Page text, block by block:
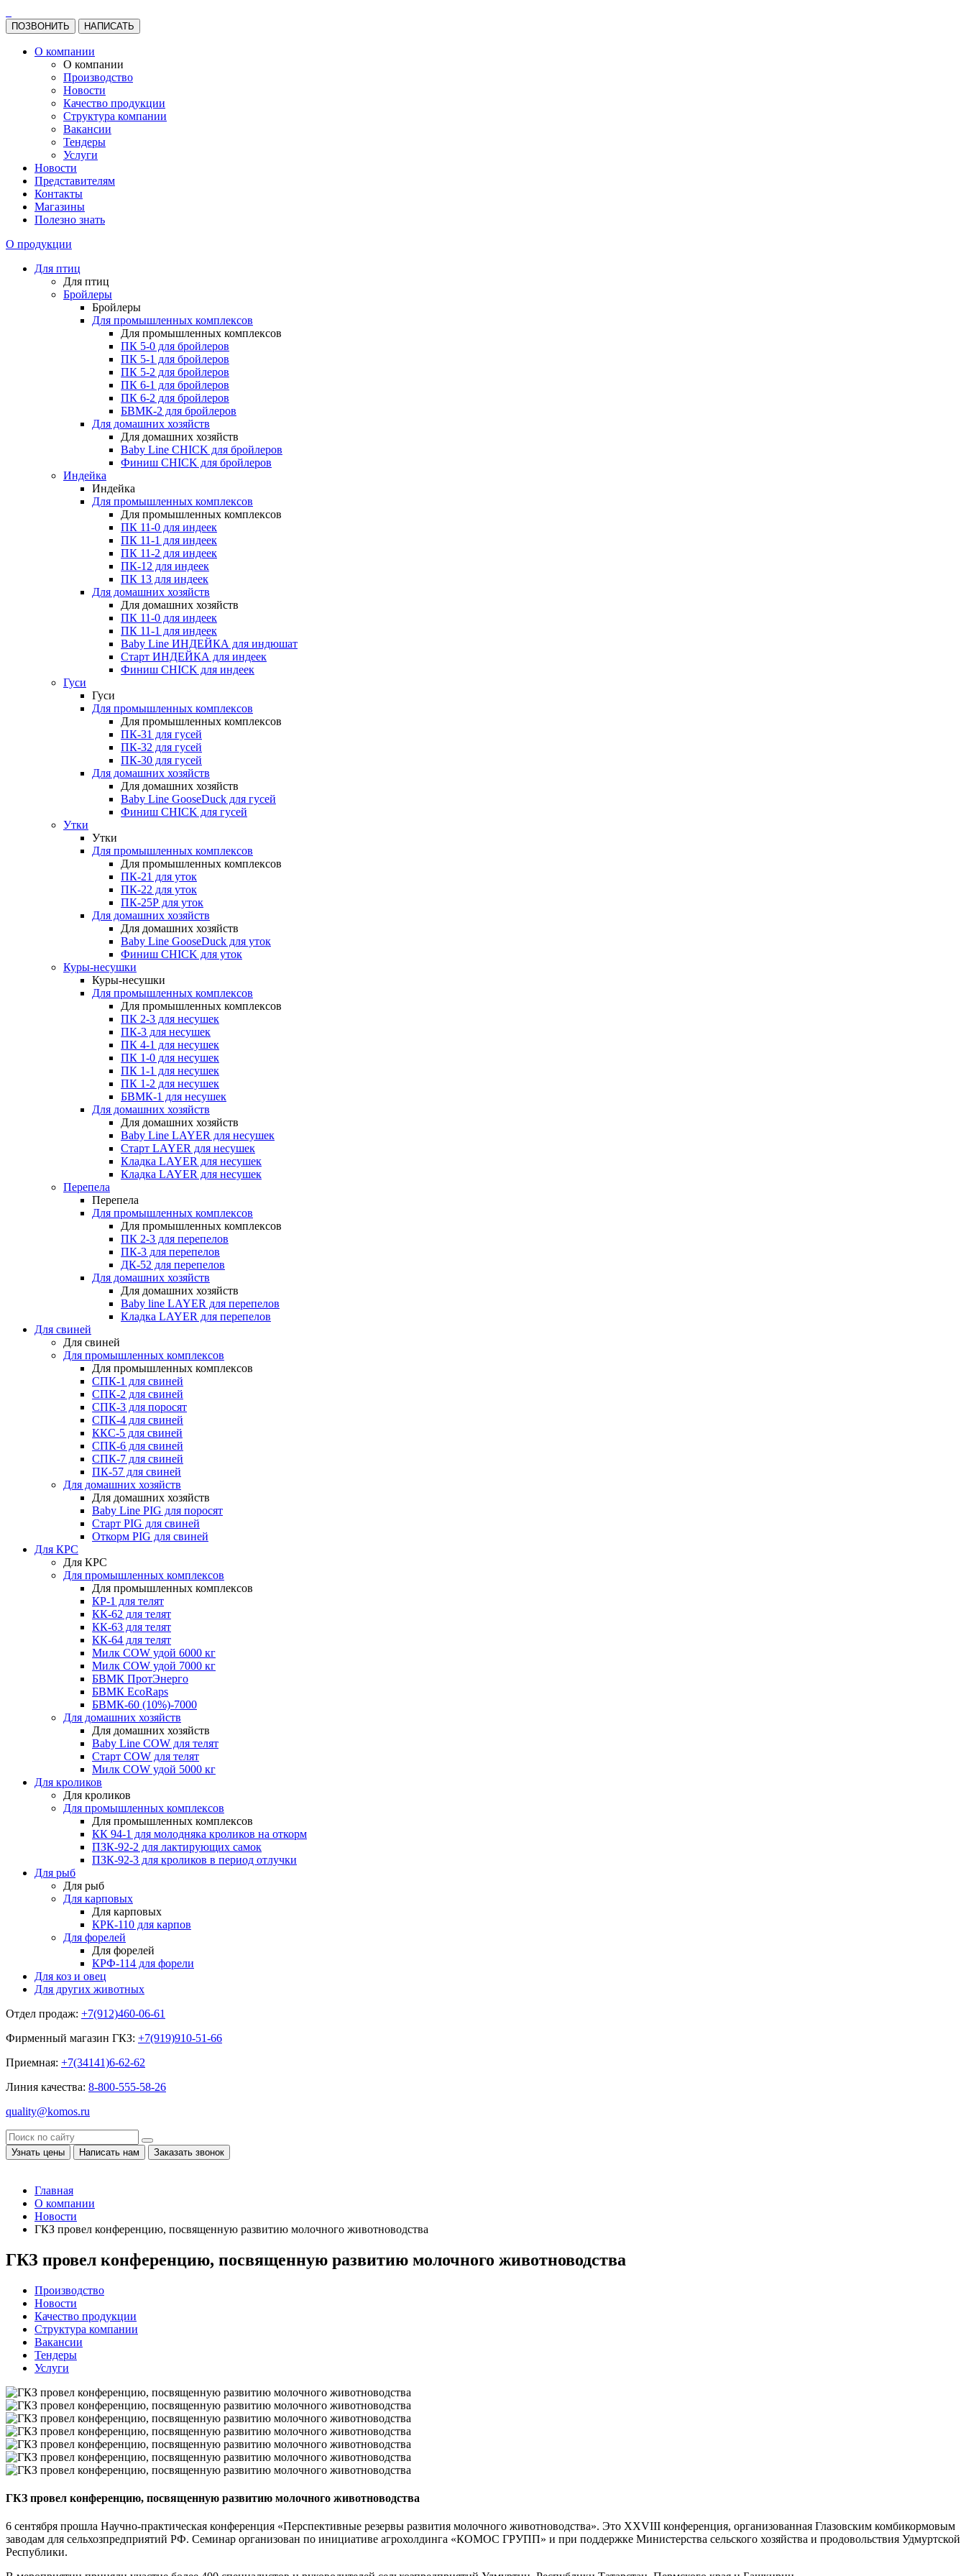
ПОЗВОНИТЬ НАПИСАТЬ
О компании
О компании
Производство
Новости
Качество продукции
Структура компании
Вакансии
Тендеры
Услуги
Новости
Представителям
Контакты
Магазины
Полезно знать
О продукции
Для птиц
Для птиц
Бройлеры
Бройлеры
Для промышленных комплексов
Для промышленных комплексов
ПК 5-0 для бройлеров
ПК 5-1 для бройлеров
ПК 5-2 для бройлеров
ПК 6-1 для бройлеров
ПК 6-2 для бройлеров
БВМК-2 для бройлеров
Для домашних хозяйств
Для домашних хозяйств
Baby Line CHICK для бройлеров
Финиш CHICK для бройлеров
Индейка
Индейка
Для промышленных комплексов
Для промышленных комплексов
ПК 11-0 для индеек
ПК 11-1 для индеек
ПК 11-2 для индеек
ПК-12 для индеек
ПК 13 для индеек
Для домашних хозяйств
Для домашних хозяйств
ПК 11-0 для индеек
ПК 11-1 для индеек
Baby Line ИНДЕЙКА для индюшат
Старт ИНДЕЙКА для индеек
Финиш CHICK для индеек
Гуси
Гуси
Для промышленных комплексов
Для промышленных комплексов
ПК-31 для гусей
ПК-32 для гусей
ПК-30 для гусей
Для домашних хозяйств
Для домашних хозяйств
Baby Line GooseDuck для гусей
Финиш CHICK для гусей
Утки
Утки
Для промышленных комплексов
Для промышленных комплексов
ПК-21 для уток
ПК-22 для уток
ПК-25Р для уток
Для домашних хозяйств
Для домашних хозяйств
Baby Line GooseDuck для уток
Финиш CHICK для уток
Куры-несушки
Куры-несушки
Для промышленных комплексов
Для промышленных комплексов
ПК 2-3 для несушек
ПК-3 для несушек
ПК 4-1 для несушек
ПК 1-0 для несушек
ПК 1-1 для несушек
ПК 1-2 для несушек
БВМК-1 для несушек
Для домашних хозяйств
Для домашних хозяйств
Baby Line LAYER для несушек
Старт LAYER для несушек
Кладка LAYER для несушек
Кладка LAYER для несушек
Перепела
Перепела
Для промышленных комплексов
Для промышленных комплексов
ПК 2-3 для перепелов
ПК-3 для перепелов
ДК-52 для перепелов
Для домашних хозяйств
Для домашних хозяйств
Baby line LAYER для перепелов
Кладка LAYER для перепелов
Для свиней
Для свиней
Для промышленных комплексов
Для промышленных комплексов
СПК-1 для свиней
СПК-2 для свиней
СПК-3 для поросят
СПК-4 для свиней
ККС-5 для свиней
СПК-6 для свиней
СПК-7 для свиней
ПК-57 для свиней
Для домашних хозяйств
Для домашних хозяйств
Baby Line PIG для поросят
Старт PIG для свиней
Откорм PIG для свиней
Для КРС
Для КРС
Для промышленных комплексов
Для промышленных комплексов
КР-1 для телят
КК-62 для телят
КК-63 для телят
КК-64 для телят
Милк COW удой 6000 кг
Милк COW удой 7000 кг
БВМК ПротЭнерго
БВМК EcoRaps
БВМК-60 (10%)-7000
Для домашних хозяйств
Для домашних хозяйств
Baby Line COW для телят
Старт COW для телят
Милк COW удой 5000 кг
Для кроликов
Для кроликов
Для промышленных комплексов
Для промышленных комплексов
КК 94-1 для молодняка кроликов на откорм
ПЗК-92-2 для лактирующих самок
ПЗК-92-3 для кроликов в период отлучки
Для рыб
Для рыб
Для карповых
Для карповых
КРК-110 для карпов
Для форелей
Для форелей
КРФ-114 для форели
Для коз и овец
Для других животных
Отдел продаж: +7(912)460-06-61
Фирменный магазин ГКЗ: +7(919)910-51-66
Приемная: +7(34141)6-62-62
Линия качества: 8-800-555-58-26
quality@komos.ru
Узнать цены Написать нам Заказать звонок
Главная
О компании
Новости
ГКЗ провел конференцию, посвященную развитию молочного животноводства
ГКЗ провел конференцию, посвященную развитию молочного животноводства
Производство
Новости
Качество продукции
Структура компании
Вакансии
Тендеры
Услуги
ГКЗ провел конференцию, посвященную развитию молочного животноводства
6 сентября прошла Научно-практическая конференция «Перспективные резервы развития молочного животноводства». Это XXVIII конференция, организованная Глазовским комбикормовым
заводам для сельхозпредприятий РФ. Семинар организован по инициативе агрохолдинга «КОМОС ГРУПП» и при поддержке Министерства сельского хозяйства и продовольствия Удмуртской
Республики.